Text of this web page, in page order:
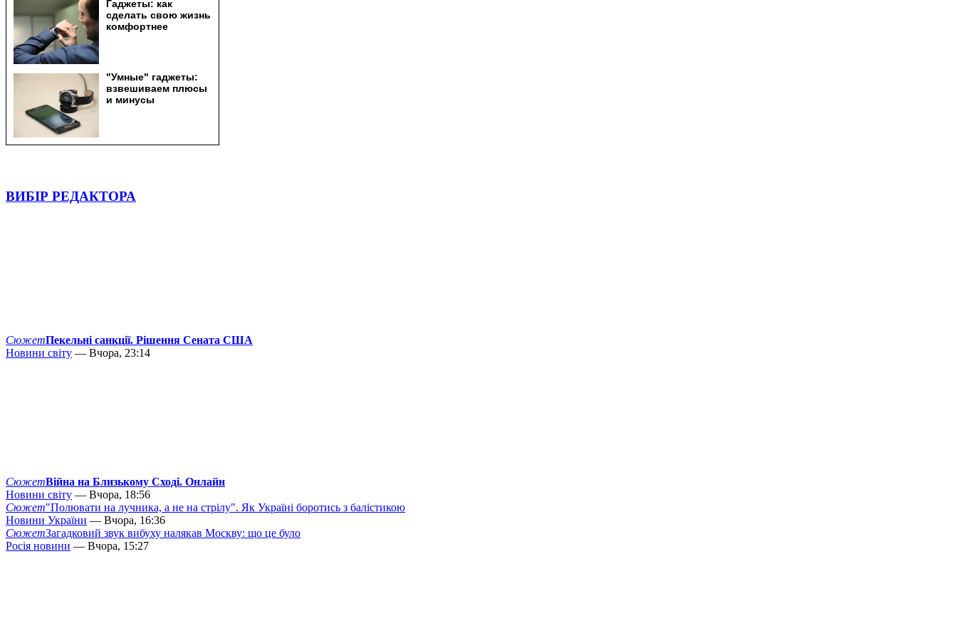
ВИБІР РЕДАКТОРА
СюжетПекельні санкції. Рішення Сената США
Новини світу — Вчора, 23:14
СюжетВійна на Близькому Сході. Онлайн
Новини світу — Вчора, 18:56
Сюжет"Полювати на лучника, а не на стрілу". Як Україні боротись з балістикою
Новини України — Вчора, 16:36
СюжетЗагадковий звук вибуху налякав Москву: що це було
Росія новини — Вчора, 15:27